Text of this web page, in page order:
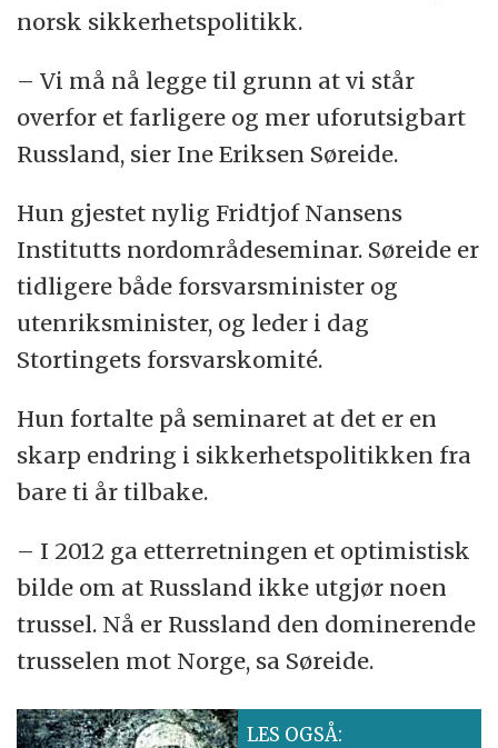
norsk sikkerhetspolitikk.
– Vi må nå legge til grunn at vi står
overfor et farligere og mer uforutsigbart
Russland, sier Ine Eriksen Søreide.
Hun gjestet nylig Fridtjof Nansens
Institutts nordområdeseminar. Søreide er
tidligere både forsvarsminister og
utenriksminister, og leder i dag
Stortingets forsvarskomité.
Hun fortalte på seminaret at det er en
skarp endring i sikkerhetspolitikken fra
bare ti år tilbake.
– I 2012 ga etterretningen et optimistisk
bilde om at Russland ikke utgjør noen
trussel. Nå er Russland den dominerende
trusselen mot Norge, sa Søreide.
LES OGSÅ: